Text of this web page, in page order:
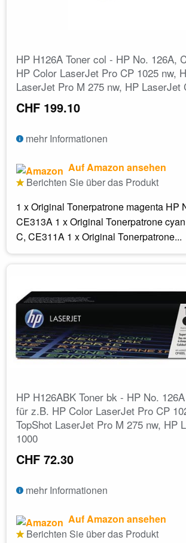
HP H126A Toner col - HP No. 126A,
HP Color LaserJet Pro CP 1025 nw,
LaserJet Pro M 275 nw, HP LaserJet
CHF 199.10
mehr Informationen
Auf Amazon ansehen
Berichten Sie über das Produkt
1 x Original Tonerpatrone magenta HP
CE313A 1 x Original Tonerpatrone
C, CE311A 1 x Original Tonerpatrone...
HP H126ABK Toner bk - HP No.
für z.B. HP Color LaserJet Pro CP
TopShot LaserJet Pro M 275 nw, HP
1000
CHF 72.30
mehr Informationen
Auf Amazon ansehen
Berichten Sie über das Produkt